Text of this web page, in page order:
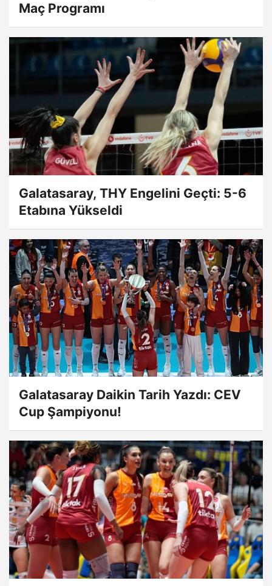
Maç Programı
Galatasaray, THY Engelini Geçti: 5-6
Etabına Yükseldi
Galatasaray Daikin Tarih Yazdı: CEV
Cup Şampiyonu!